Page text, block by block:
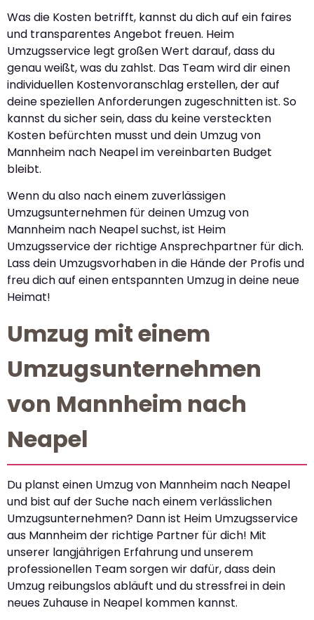
Was die Kosten betrifft, kannst du dich auf ein faires
und transparentes Angebot freuen. Heim
Umzugsservice legt großen Wert darauf, dass du
genau weißt, was du zahlst. Das Team wird dir einen
individuellen Kostenvoranschlag erstellen, der auf
deine speziellen Anforderungen zugeschnitten ist. So
kannst du sicher sein, dass du keine versteckten
Kosten befürchten musst und dein Umzug von
Mannheim nach Neapel im vereinbarten Budget
bleibt.
Wenn du also nach einem zuverlässigen
Umzugsunternehmen für deinen Umzug von
Mannheim nach Neapel suchst, ist Heim
Umzugsservice der richtige Ansprechpartner für dich.
Lass dein Umzugsvorhaben in die Hände der Profis und
freu dich auf einen entspannten Umzug in deine neue
Heimat!
Umzug mit einem
Umzugsunternehmen
von Mannheim nach
Neapel
Du planst einen Umzug von Mannheim nach Neapel
und bist auf der Suche nach einem verlässlichen
Umzugsunternehmen? Dann ist Heim Umzugsservice
aus Mannheim der richtige Partner für dich! Mit
unserer langjährigen Erfahrung und unserem
professionellen Team sorgen wir dafür, dass dein
Umzug reibungslos abläuft und du stressfrei in dein
neues Zuhause in Neapel kommen kannst.